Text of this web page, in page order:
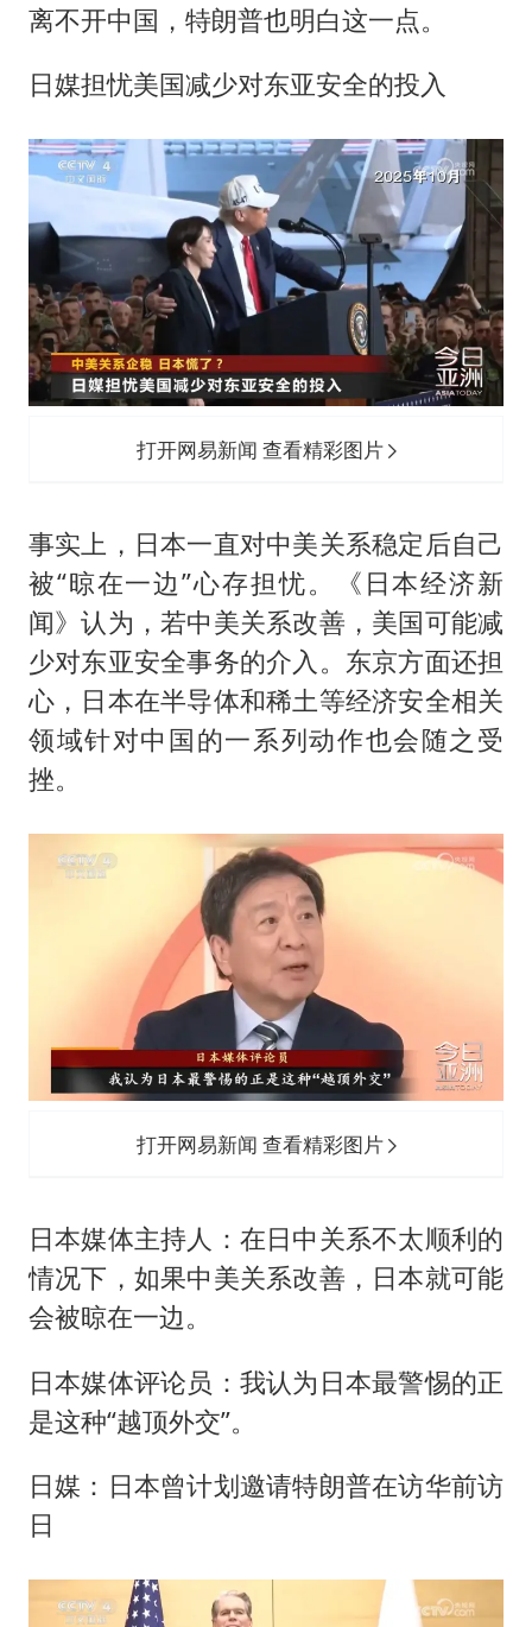
离不开中国，特朗普也明白这一点。
日媒担忧美国减少对东亚安全的投入
打开网易新闻 查看精彩图片
事实上，日本一直对中美关系稳定后自己
被“晾在一边”心存担忧。《日本经济新
闻》认为，若中美关系改善，美国可能减
少对东亚安全事务的介入。东京方面还担
心，日本在半导体和稀土等经济安全相关
领域针对中国的一系列动作也会随之受
挫。
打开网易新闻 查看精彩图片
日本媒体主持人：在日中关系不太顺利的
情况下，如果中美关系改善，日本就可能
会被晾在一边。
日本媒体评论员：我认为日本最警惕的正
是这种“越顶外交”。
日媒：日本曾计划邀请特朗普在访华前访
日